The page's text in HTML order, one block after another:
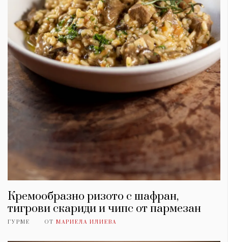
Кремообразно ризото с шафран,
тигрови скариди и чипс от пармезан
ГУРМЕ ОТ МАРИЕЛА ИЛИЕВА